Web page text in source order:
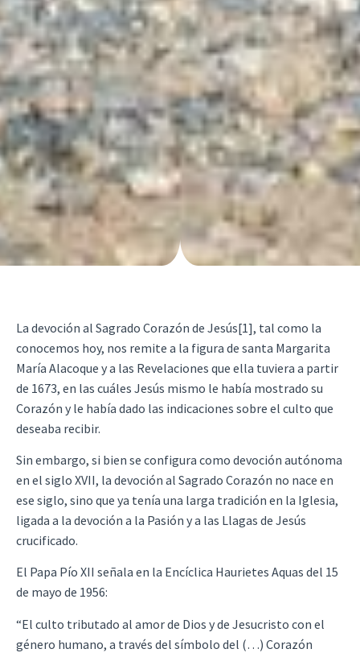
La devoción al Sagrado Corazón de Jesús[1], tal como la
conocemos hoy, nos remite a la figura de santa Margarita
María Alacoque y a las Revelaciones que ella tuviera a partir
de 1673, en las cuáles Jesús mismo le había mostrado su
Corazón y le había dado las indicaciones sobre el culto que
deseaba recibir.
Sin embargo, si bien se configura como devoción autónoma
en el siglo XVII, la devoción al Sagrado Corazón no nace en
ese siglo, sino que ya tenía una larga tradición en la Iglesia,
ligada a la devoción a la Pasión y a las Llagas de Jesús
crucificado.
El Papa Pío XII señala en la Encíclica Haurietes Aquas del 15
de mayo de 1956:
“El culto tributado al amor de Dios y de Jesucristo con el
género humano, a través del símbolo del (…) Corazón